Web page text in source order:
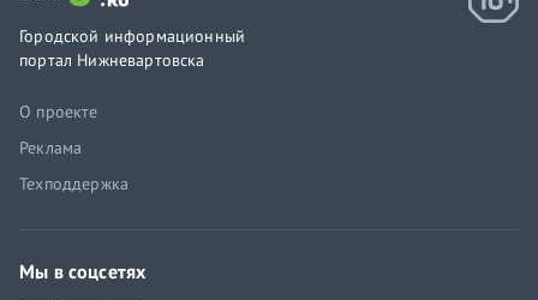
Городской информационный
портал Нижневартовска
О проекте
Реклама
Техподдержка
Мы в соцсетях